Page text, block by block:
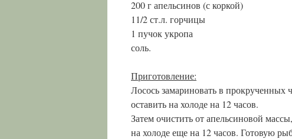
200 г апельсинов (с коркой)
11/2 ст.л. горчицы
1 пучок укропа
соль.
Приготовление:
Лосось замариновать в прокрученных
оставить на холоде на 12 часов.
Затем очистить от апельсиновой
на холоде еще на 12 часов. Готовую